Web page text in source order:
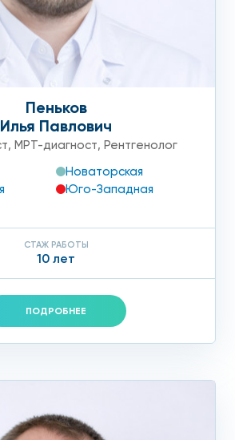
Пеньков
Илья Павлович
, МРТ-диагност, Рентгенолог
Новаторская
Юго-Западная
СТАЖ РАБОТЫ
10 лет
ПОДРОБНЕЕ